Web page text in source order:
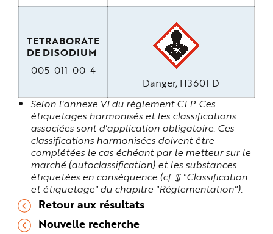
TETRABORATE
DE DISODIUM
005-011-00-4
Danger, H360FD
Selon l'annexe VI du règlement CLP. Ces
étiquetages harmonisés et les classifications
associées sont d'application obligatoire. Ces
classifications harmonisées doivent être
complétées le cas échéant par le metteur sur le
marché (autoclassification) et les substances
étiquetées en conséquence (cf. § "Classification
et étiquetage" du chapitre "Réglementation").
Retour aux résultats
Nouvelle recherche